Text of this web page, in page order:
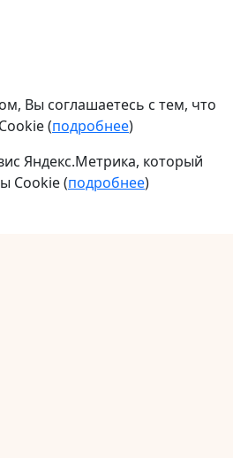
Вы соглашаетесь с тем, что
(подробнее)
Яндекс.Метрика, который
Cookie (подробнее)